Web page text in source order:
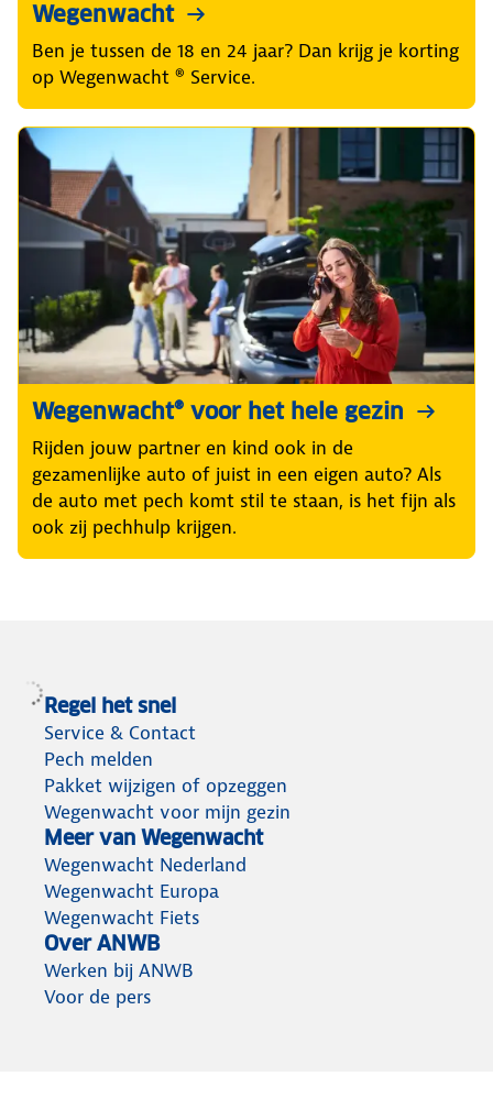
Wegenwacht
Ben je tussen de 18 en 24 jaar? Dan krijg je korting
op Wegenwacht ® Service.
Wegenwacht® voor het hele gezin
Rijden jouw partner en kind ook in de
gezamenlijke auto of juist in een eigen auto? Als
de auto met pech komt stil te staan, is het fijn als
ook zij pechhulp krijgen.
Regel het snel
Service & Contact
Pech melden
Pakket wijzigen of opzeggen
Wegenwacht voor mijn gezin
Meer van Wegenwacht
Wegenwacht Nederland
Wegenwacht Europa
Wegenwacht Fiets
Over ANWB
Werken bij ANWB
Voor de pers